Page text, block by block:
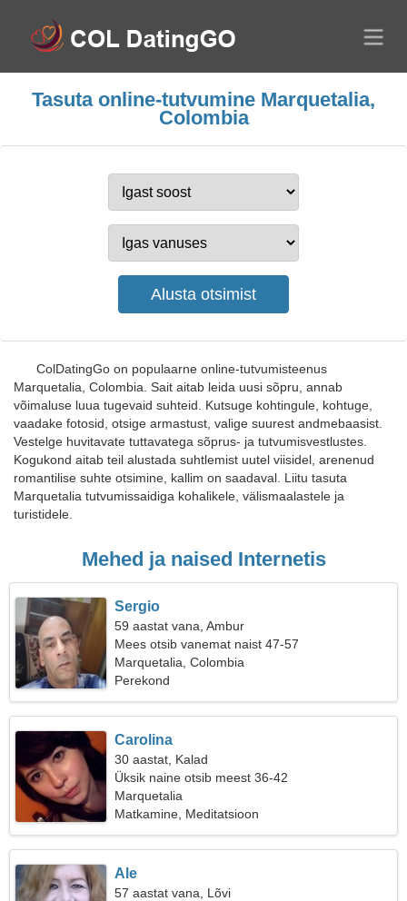
Tasuta online-tutvumine Marquetalia,
Colombia
ColDatingGo on populaarne online-tutvumisteenus
Marquetalia, Colombia. Sait aitab leida uusi sõpru, annab
võimaluse luua tugevaid suhteid. Kutsuge kohtingule, kohtuge,
vaadake fotosid, otsige armastust, valige suurest andmebaasist.
Vestelge huvitavate tuttavatega sõprus- ja tutvumisvestlustes.
Kogukond aitab teil alustada suhtlemist uutel viisidel, arenenud
romantilise suhte otsimine, kallim on saadaval. Liitu tasuta
Marquetalia tutvumissaidiga kohalikele, välismaalastele ja
turistidele.
Mehed ja naised Internetis
Sergio
59 aastat vana, Ambur
Mees otsib vanemat naist 47-57
Marquetalia, Colombia
Perekond
Carolina
30 aastat, Kalad
Üksik naine otsib meest 36-42
Marquetalia
Matkamine, Meditatsioon
Ale
57 aastat vana, Lõvi